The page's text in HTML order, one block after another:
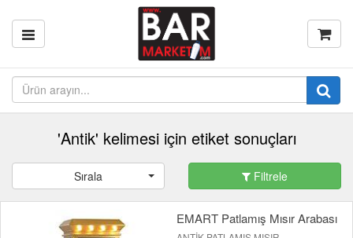
'Antik' kelimesi için etiket sonuçları
Sırala Filtrele
EMART Patlamış Mısır Arabası